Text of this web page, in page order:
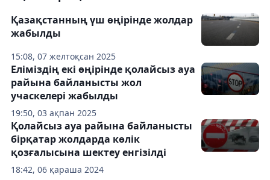
15:08, 07 желтоқсан 2025
Қазақстанның үш өңірінде жолдар
жабылды
19:50, 03 ақпан 2025
Еліміздің екі өңірінде қолайсыз ауа
райына байланысты жол
учаскелері жабылды
18:42, 06 қараша 2024
Қолайсыз ауа райына байланысты
бірқатар жолдарда көлік
қозғалысына шектеу енгізілді